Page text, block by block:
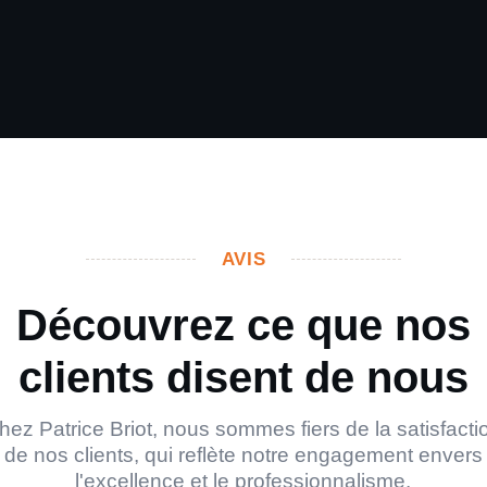
AVIS
Découvrez ce que nos
clients disent de nous
Patrice Briot, nous sommes fiers de la
de nos clients, qui reflète notre engagement envers
l'excellence et le professionnalisme.